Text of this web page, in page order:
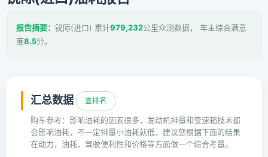
报告摘要： 锐际(进口) 累计979,232公里众测数据， 车主综合满意
度8.5分。
汇总数据 查排名
购车参考：影响油耗的因素很多，发动机排量和变速箱技术都
会影响油耗，不一定排量小油耗就低，建议您根据下面的结果
在动力，油耗，驾驶便利性和价格等方面做一个综合考量。